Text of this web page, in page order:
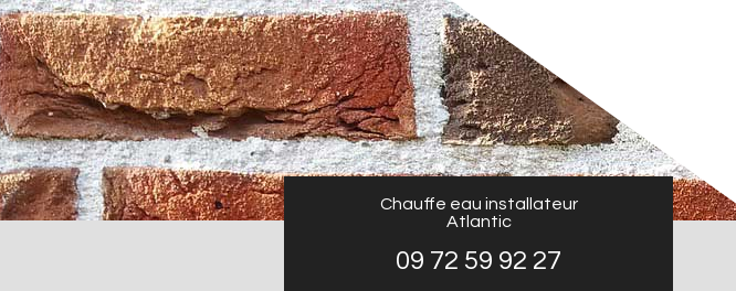
Chauffe eau installateur
Atlantic
09 72 59 92 27